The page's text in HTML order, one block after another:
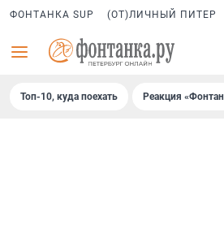
ФОНТАНКА SUP (ОТ)ЛИЧНЫЙ ПИТЕР
Топ-10, куда поехать Реакция